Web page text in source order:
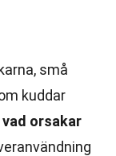
små
kuddar
vad orsakar